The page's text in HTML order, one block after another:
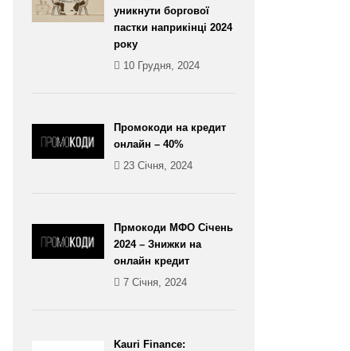
уникнути боргової
пастки наприкінці 2024
року
10 Грудня, 2024
Промокоди на кредит
онлайн – 40%
23 Січня, 2024
Прмокоди МФО Січень
2024 – Знижки на
онлайн кредит
7 Січня, 2024
Kauri Finance: